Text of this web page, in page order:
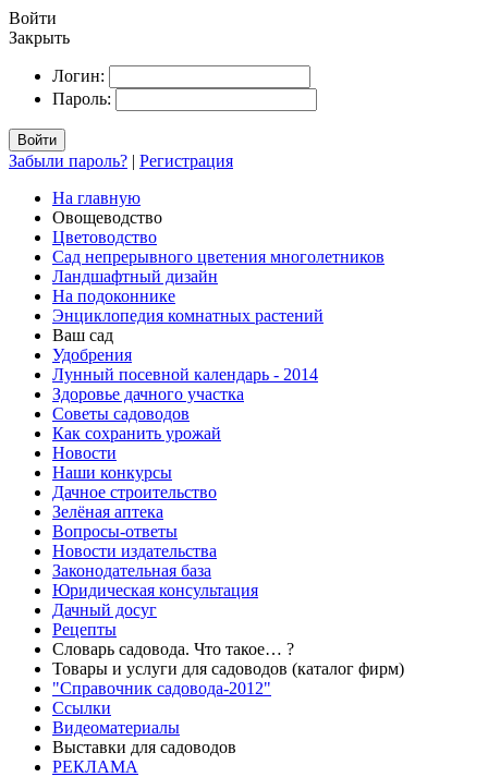
Войти
Закрыть
Логин:
Пароль:
Войти
Забыли пароль? | Регистрация
На главную
Овощеводство
Цветоводство
Сад непрерывного цветения многолетников
Ландшафтный дизайн
На подоконнике
Энциклопедия комнатных растений
Ваш сад
Удобрения
Лунный посевной календарь - 2014
Здоровье дачного участка
Советы садоводов
Как сохранить урожай
Новости
Наши конкурсы
Дачное строительство
Зелёная аптека
Вопросы-ответы
Новости издательства
Законодательная база
Юридическая консультация
Дачный досуг
Рецепты
Словарь садовода. Что такое… ?
Товары и услуги для садоводов (каталог фирм)
"Справочник садовода-2012"
Ссылки
Видеоматериалы
Выставки для садоводов
РЕКЛАМА